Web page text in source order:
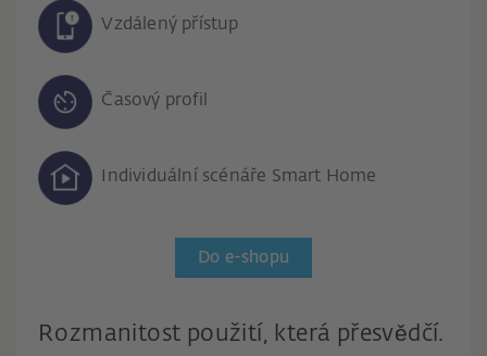
Vzdálený přístup
Časový profil
Individuální scénáře Smart Home
Do e-shopu
Rozmanitost použití, která přesvědčí.